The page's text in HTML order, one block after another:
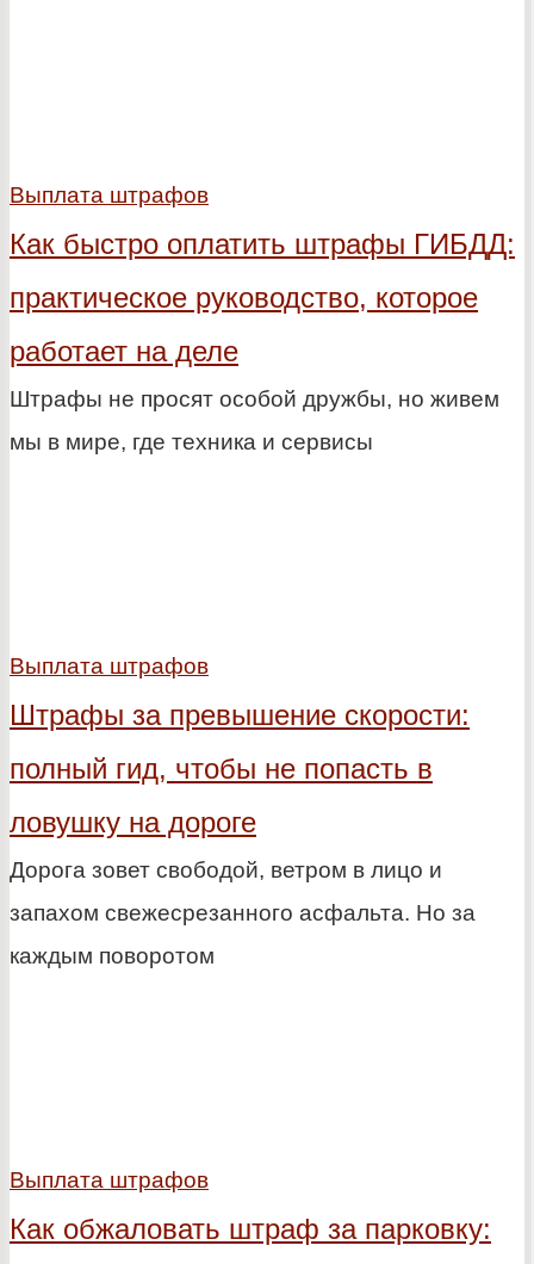
Выплата штрафов
Как быстро оплатить штрафы ГИБДД:
практическое руководство, которое
работает на деле
Штрафы не просят особой дружбы, но живем
мы в мире, где техника и сервисы
Выплата штрафов
Штрафы за превышение скорости:
полный гид, чтобы не попасть в
ловушку на дороге
Дорога зовет свободой, ветром в лицо и
запахом свежесрезанного асфальта. Но за
каждым поворотом
Выплата штрафов
Как обжаловать штраф за парковку: